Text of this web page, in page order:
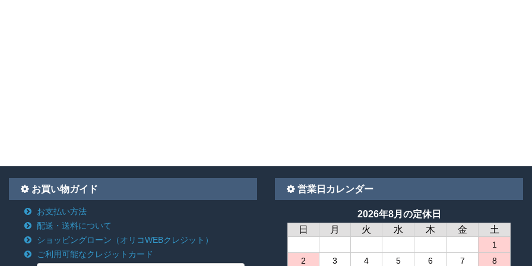
お買い物ガイド
お支払い方法
配送・送料について
ショッピングローン （オリコWEBクレジット）
ご利用可能なクレジットカード
営業日カレンダー
2026年8月の定休日
日
月 火 水 木 金 土
1
2
3 4 5 6 7 8